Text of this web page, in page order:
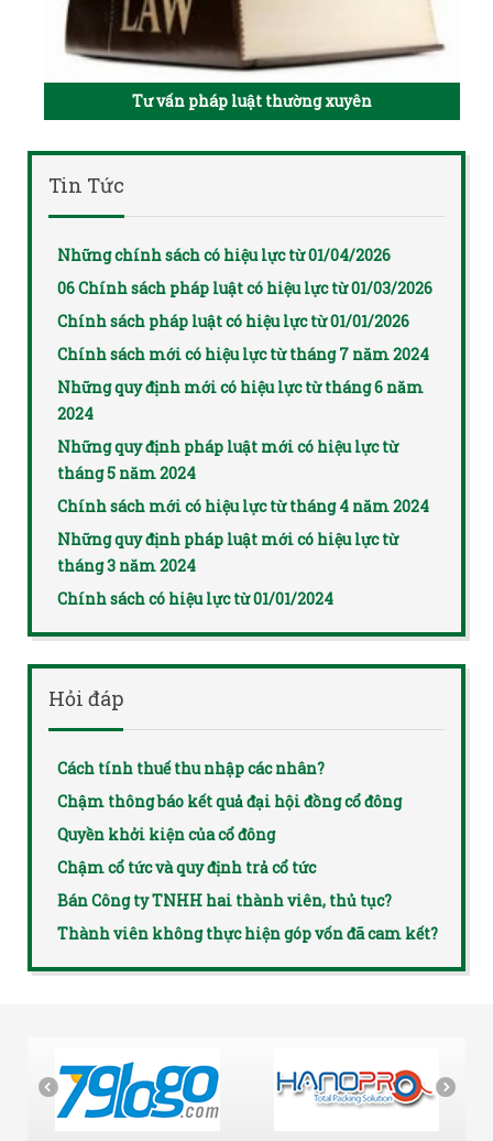
Tư vấn pháp luật thường xuyên
Tin Tức
Những chính sách có hiệu lực từ 01/04/2026
06 Chính sách pháp luật có hiệu lực từ 01/03/2026
Chính sách pháp luật có hiệu lực từ 01/01/2026
Chính sách mới có hiệu lực từ tháng 7 năm 2024
Những quy định mới có hiệu lực từ tháng 6 năm
2024
Những quy định pháp luật mới có hiệu lực từ
tháng 5 năm 2024
Chính sách mới có hiệu lực từ tháng 4 năm 2024
Những quy định pháp luật mới có hiệu lực từ
tháng 3 năm 2024
Chính sách có hiệu lực từ 01/01/2024
Hỏi đáp
Cách tính thuế thu nhập các nhân?
Chậm thông báo kết quả đại hội đồng cổ đông
Quyền khởi kiện của cổ đông
Chậm cổ tức và quy định trả cổ tức
Bán Công ty TNHH hai thành viên, thủ tục?
Thành viên không thực hiện góp vốn đã cam kết?